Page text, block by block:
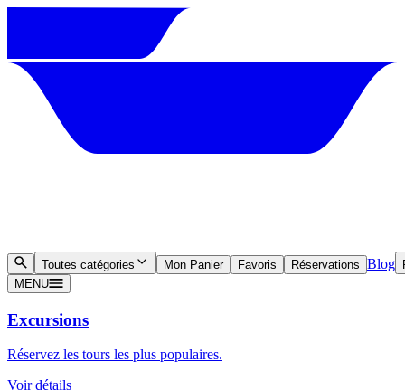
Toutes catégories Mon Panier Favoris Réservations Blog
MENU
Excursions
Réservez les tours les plus populaires.
Voir détails